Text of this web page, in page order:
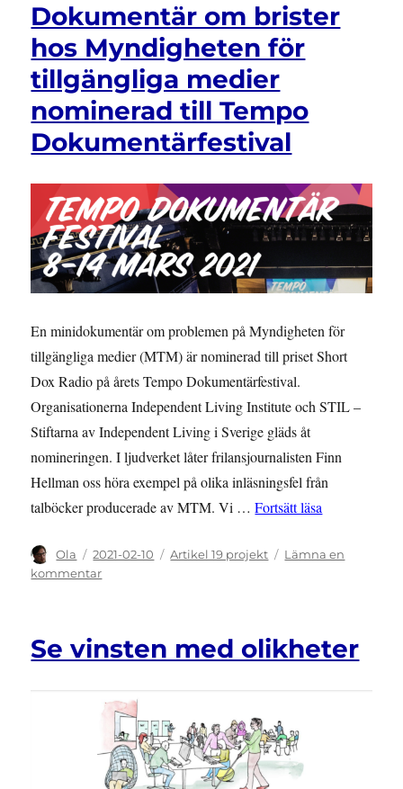
Agenda
Dokumentär om brister
hos Myndigheten för
tillgängliga medier
nominerad till Tempo
Dokumentärfestival
En minidokumentär om problemen på Myndigheten för
tillgängliga medier (MTM) är nominerad till priset Short
Dox Radio på årets Tempo Dokumentärfestival.
Organisationerna Independent Living Institute och STIL –
Stiftarna av Independent Living i Sverige gläds åt
nomineringen. I ljudverket låter frilansjournalisten Finn
Hellman oss höra exempel på olika inläsningsfel från
talböcker producerade av MTM. Vi …Fortsätt läsa
Författare
Ola
Publicerat
den
2021-02-10 Kategorier
Artikel 19 projekt
Lämna en
kommentartill
hos
tillgängliga
medier
nominerad
till
Tempo
Se vinsten med olikheter